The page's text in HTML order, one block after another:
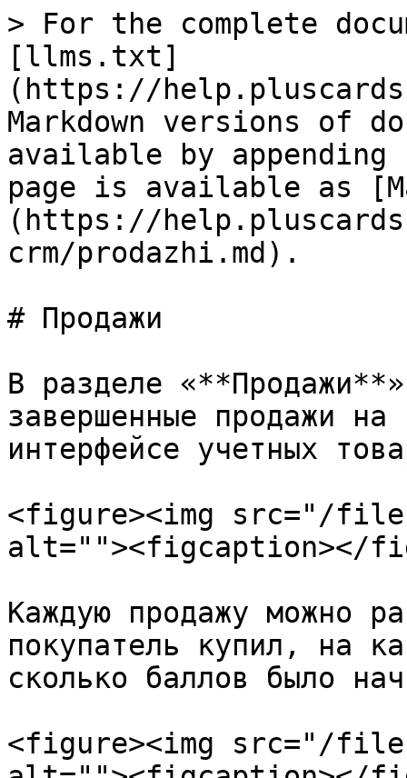
> For the complete
[llms.txt]
(https://
Markdown versions of
available by
page is available as
(https://
crm/prodazhi.md).
# Продажи
В разделе
завершенные продажи
интерфейсе учетных
<figure><img src="/files/
alt=""><figcaption></
Каждую продажу можно
покупатель купил, на
сколько баллов было
<figure><img src="/files/